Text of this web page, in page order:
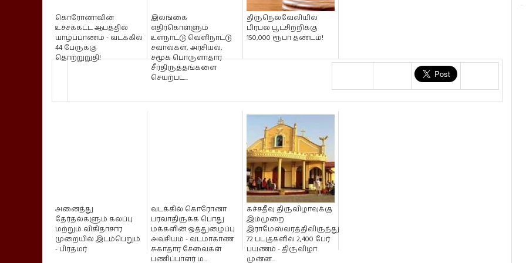
கொரோனாவின்
உச்சக்கட்ட ஆபத்தில்
யாழ்ப்பாணம் - வடக்கில்
44 பேருக்கு
தொற்றுறுதி!
இலங்கை
எதிர்கொள்ளும்
உள்நாட்டு வெளிநாட்டு
சவால்கள், அரசியல்,
சமூக பொருளாதார
சீர்திருத்தங்களை
செயற்பட...
திருநெல்வேலியில்
பிரபல பூட்சிற்றிக்கு
150,000 ரூபா தண்டம்!
அனைத்து
தேர்தல்களும் கலப்பு
மற்றும் விகிதாசார
முறையில் இடம்பெறும்
- பிரதமர்
வடக்கில் கொரோனா
பரவாதிருக்க பொது
மக்களின் ஒத்துழைப்பு
அவசியம் - வடமாகாண
சுகாதார சேவைகள்
பணிப்பாளர் ம...
கச்சதீவு திருவிழாவுக்கு
இம்முறை
இராமேஸ்வரத்திலிருந்து
72 படகுகளில் 2,400 பேர்
பயணம் - திருவிழா
முன்ன...